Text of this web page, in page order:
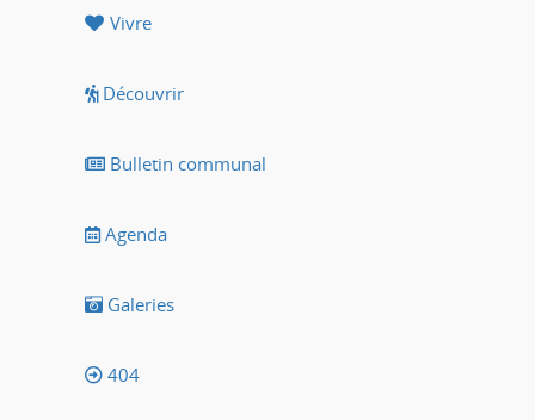
Vivre
Découvrir
Bulletin communal
Agenda
Galeries
404